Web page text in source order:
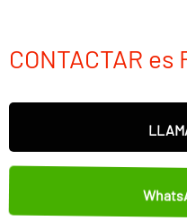
CONTACTAR es